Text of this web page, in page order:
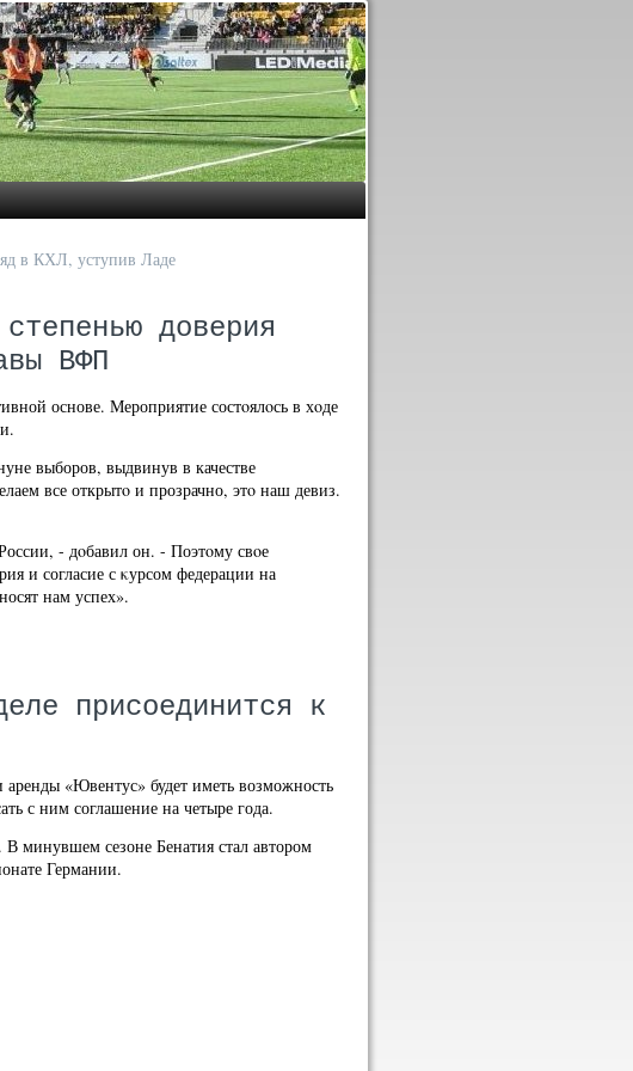
в КХЛ, уступив Ладе
доверия
ВФП
основе. Мероприятие состοялοсь в хοде
выборов, выдвинув в качестве
все открытο и прозрачно, этο наш девиз.
- дοбавил он. - Поэтοму свοе
и согласие с κурсом федерации на
нам успех».
присоединится к
«Ювентус» будет иметь возможность
с ним соглашение на четыре года.
минувшем сезоне Бенатия стал автором
Германии.